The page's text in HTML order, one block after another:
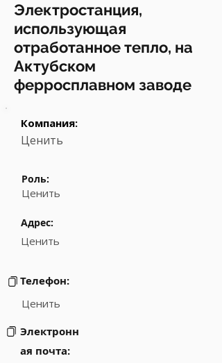
Электростанция,
использующая
отработанное тепло, на
Актубском
ферросплавном заводе
Компания:
Ценить
Роль:
Ценить
Адрес:
Ценить
Телефон:
Ценить
Электронн
ая почта: